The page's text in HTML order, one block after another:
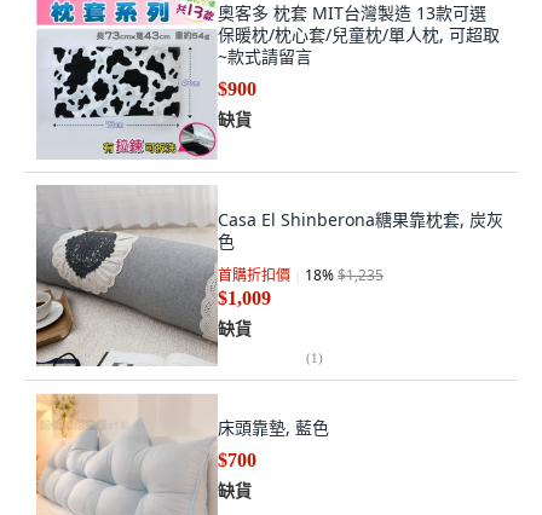
奧客多 枕套 MIT台灣製造 13款可選
保暖枕/枕心套/兒童枕/單人枕, 可超取
~款式請留言
$900
缺貨
Casa El Shinberona糖果靠枕套, 炭灰
色
首購折扣價 18%$1,235
$1,009
缺貨
(1)
床頭靠墊, 藍色
$700
缺貨